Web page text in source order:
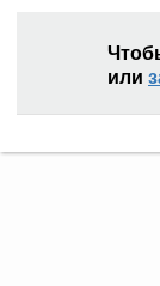
или